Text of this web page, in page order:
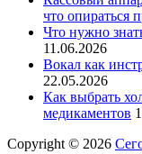
что опираться
Что нужно
11.06.2026
Вокал как
22.05.2026
Как выбрать
медикаментов
Copyright © 2026